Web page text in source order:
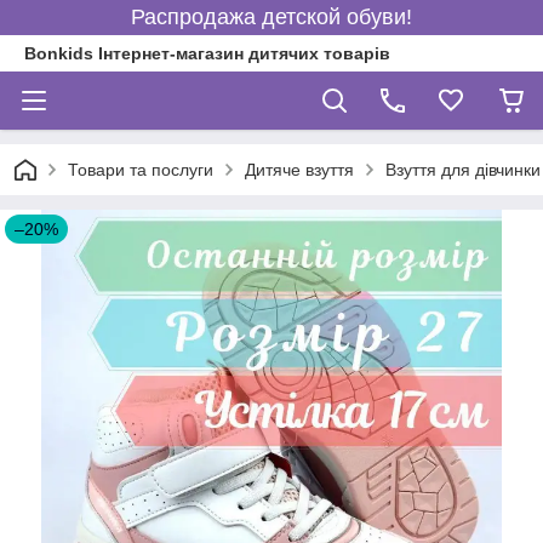
Распродажа детской обуви!
Bonkids Інтернет-магазин дитячих товарів
Товари та послуги Дитяче взуття Взуття для дівчинки
–20%